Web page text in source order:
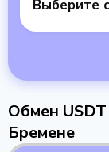
Выберите
Обмен
Бремене